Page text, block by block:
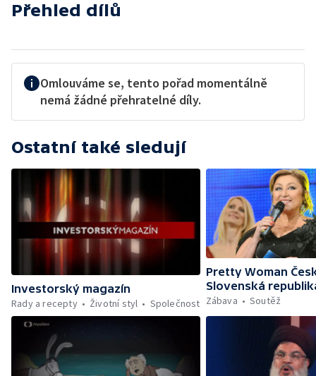
Přehled dílů
Omlouváme se, tento pořad momentálně
nemá žádné přehratelné díly.
Ostatní také sledují
Investorský magazín
Rady a recepty
Životní styl Společnost
Pretty Woman
Slovenská
Zábava
Soutěž